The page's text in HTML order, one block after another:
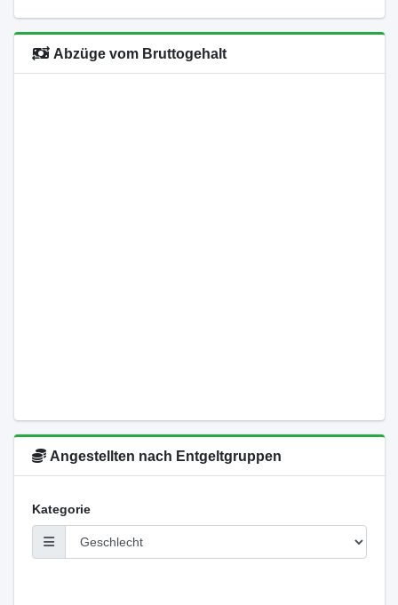
Abzüge vom Bruttogehalt
Angestellten nach Entgeltgruppen
Kategorie